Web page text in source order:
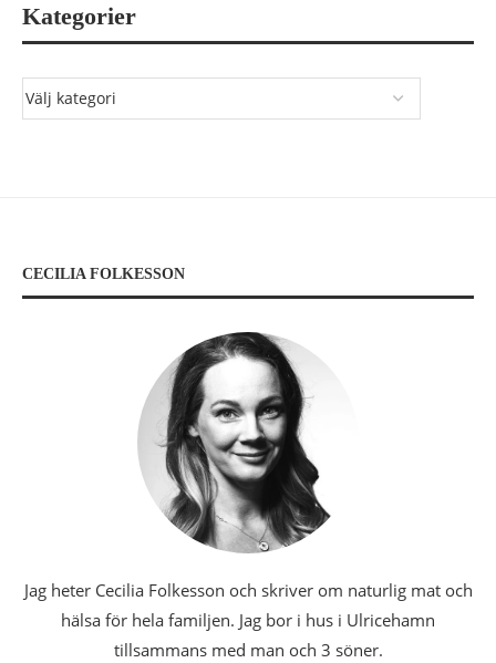
Kategorier
CECILIA FOLKESSON
Jag heter Cecilia Folkesson och skriver om naturlig mat och
hälsa för hela familjen. Jag bor i hus i Ulricehamn
tillsammans med man och 3 söner.